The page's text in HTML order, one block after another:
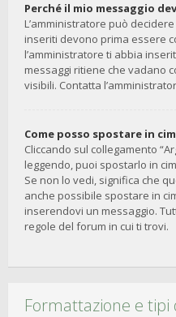
Perché il mio messaggio
L’amministratore può
inseriti devono prima essere
l’amministratore ti abbia
messaggi ritiene che vadano
visibili. Contatta
Come posso spostare in
Cliccando sul collegamento
leggendo, puoi spostarlo in
Se non lo vedi, significa che
anche possibile spostare in
inserendovi un messaggio.
regole del forum in cui ti trovi.
Formattazione e